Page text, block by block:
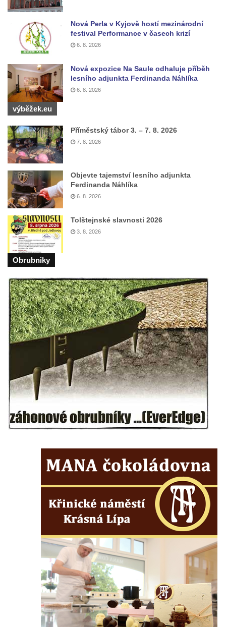
Lužici
Pomník vojákům Rudé armády na hřbitově
v Kozlech
Pamětní deska pochodu smrti v Saupsdorfu
Pomník obětem 2. světové války v parku
Walthera von der Vogelweide v Duchcově
Památník obětem holokaustu v Lipové ulici
v Duchcově
Pamětní deska obětem 1. světové války na
kapli Panny Marie v Lahošti
Mikulášovicích
Pomník obětem bombardování 8. 5. 1945 v
ulici U Plovárny ve Frýdlantu
Pamětní deska Rumburské vzpoury na
Základní škole Tyršova v Rumburku
Socha Nepokořený v parku Rumburské
vzpoury v Rumburku
Pamětní deska obětem holokaustu u
židovského hřbitova v Kovanicích
Pamětní deska legionářům na Obecním
úřadě v Kovanicích
Pomník obětem 1. světové války v
Kovanicích
Pomník obětem válek v Kněževsi
Pamětní deska Rudé armádě na radnici v
Trutnově
Pomník obětem koncentračního tábora na
hřbitově v Rychnově u Jablonce nad Nisou
Rychnově u Jablonce nad Nisou
Krásné u Pěnčína
Kenotaf Edmunda Andera na hřbitově v
Krásné u Pěnčína
Hřbitovní kaple rodiny Fiedler na hřbitově v
Teplicích nad Metují
Kenotaf Franze Ruseho na hřbitově v
Teplicích nad Metují
Nová Perla v Kyjově hostí mezinárodní
festival Performance v časech krizí
6. 8. 2026
Nová expozice Na Saule odhaluje příběh
lesního adjunkta Ferdinanda Náhlíka
6. 8. 2026
výběžek.eu
Příměstský tábor 3. – 7. 8. 2026
7. 8. 2026
Objevte tajemství lesního adjunkta
Ferdinanda Náhlíka
6. 8. 2026
Tolštejnské slavnosti 2026
3. 8. 2026
Obrubniky